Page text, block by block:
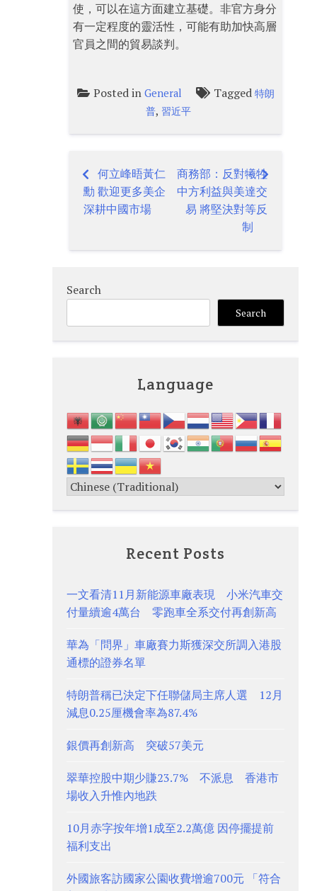
使，可以在這方面建立基礎。非官方身分
有一定程度的靈活性，可能有助加快高層
官員之間的貿易談判。
Posted in General Tagged 特朗
普, 習近平
Post
navigation
何立峰晤黃仁
勳 歡迎更多美企
深耕中國市場
商務部：反對犧牲
中方利益與美達交
易 將堅決對等反
制
Search
Search
Language
Recent Posts
一文看清11月新能源車廠表現 小米汽車交
付量續逾4萬台 零跑車全系交付再創新高
華為「問界」車廠賽力斯獲深交所調入港股
通標的證券名單
特朗普稱已決定下任聯儲局主席人選 12月
減息0.25厘機會率為87.4%
銀價再創新高 突破57美元
翠華控股中期少賺23.7% 不派息 香港市
場收入升惟內地跌
10月赤字按年增1成至2.2萬億 因停擺提前
福利支出
外國旅客訪國家公園收費增逾700元 「符合